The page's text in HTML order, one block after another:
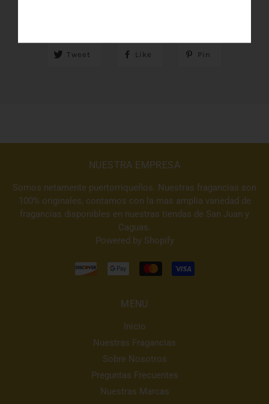
Tweet Like Pin
NUESTRA EMPRESA
Somos netamente puertorriqueños. Nuestras fragancias son
100% originales, contamos con la mas amplia variedad de
fragancias disponibles en nuestras tiendas de San Juan y
Caguas.
Powered by Shopify
MENU
Inicio
Nuestras Fragancias
Sobre Nosotros
Preguntas Frecuentes
Nuestras Marcas